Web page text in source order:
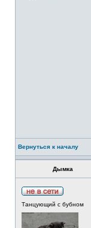
Вернуться к началу
Дымка
Танцующий с бубном